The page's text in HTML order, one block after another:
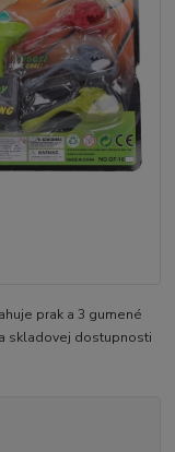
prak a 3 gumené
skladovej dostupnosti